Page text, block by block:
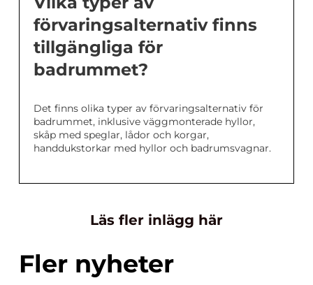
förvaringsalternativ finns
tillgängliga för
badrummet?
Det finns olika typer av förvaringsalternativ för
badrummet, inklusive väggmonterade hyllor,
skåp med speglar, lådor och korgar,
handdukstorkar med hyllor och badrumsvagnar.
Läs fler inlägg här
Fler nyheter